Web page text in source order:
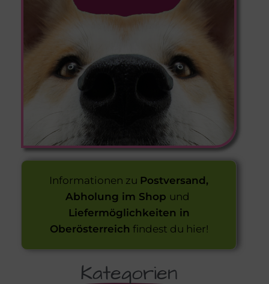
Informationen zu Postversand,
Abholung im Shop und
Liefermöglichkeiten in
Oberösterreich findest du hier!
Kategorien